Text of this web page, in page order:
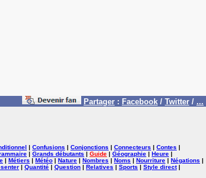
Partager : Facebook / Twitter / ...
| Confusions | Conjonctions | Connecteurs | Contes |
| Grands débutants | Guide | Géographie | Heure |
| Métiers | Météo | Nature | Nombres | Noms | Nourriture | Négations |
| Quantité | Question | Relatives | Sports | Style direct|